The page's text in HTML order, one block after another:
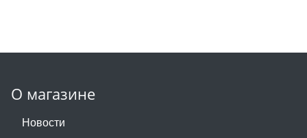
О магазине
Новости